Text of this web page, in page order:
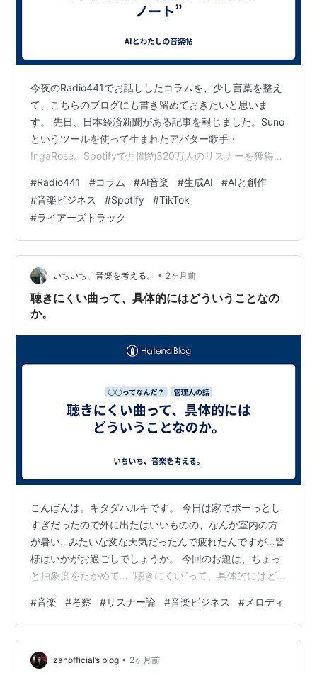
今夜のRadio441でお話ししたコラムを、少し言葉を整え
て、こちらのブログにも書き留めておきたいと思いま
す。 先日、日本経済新聞がある記事を報じました。Suno
というツールを使って生まれたアバター歌手・
IngaRose。Spotifyで月間約320万人のリスナーを獲得し
技術的突破があったのかしら」「大きな企業がバックに
ついているのかしら」——そう思いますよね。でも、
IngaRoseの場合はそうじゃない。 TikTokで30万本以上
の動画に使われたこと、人間が書いた感情に刺さる歌
詞、短期間での複数曲リリース、そして仕掛け人のこれ
までの…
#Radio441 #コラム #AI音楽 #生成AI #AIと創作
#音楽ビジネス #Spotify #TikTok
#ライアーズトラック
いちいち、音楽を考える。 • 2ヶ月前
聴きにくい曲って、具体的にはどういうことなの
か。
こんばんは。キタダハルキです。 今日は家でボーっとし
すぎだったので外に出たはいいものの、なんか室内の方
が暑い…みたいな変な天気だったんで疲れたんですが…皆
様はいかがお過ごしでしょうか。 今回のお題は、ちょっ
と抽象度をたかめて… ”聴きにくい”って、具体的にはど
ます。
#音楽 #考察 #リスナー論 #音楽ビジネス # メロディ
zanofficial’s blog • 2ヶ月前